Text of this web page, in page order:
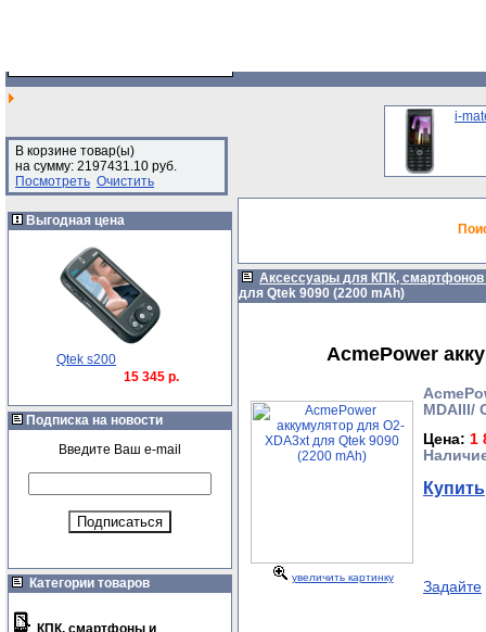
В корзине товар(ы)
на сумму: 2197431.10 руб.
Посмотреть Очистить
Выгодная цена
Qtek s200
15 345 р.
Подписка на новости
Введите Ваш e-mail
Категории товаров
КПК, смартфоны и
i-
Аксессуары для КПК, смартфонов
для Qtek 9090 (2200 mAh)
AcmePower
увеличить картинку
MDAIII/
Цена: 1
Купить
Задайте